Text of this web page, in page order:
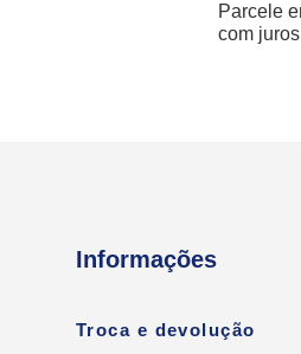
Parcele
com juros
Informações
Troca e devolução